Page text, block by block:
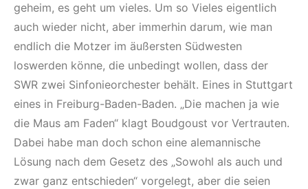
geheim, es geht um vieles. Um so Vieles eigentlich
auch wieder nicht, aber immerhin darum, wie man
endlich die Motzer im äußersten Südwesten
loswerden könne, die unbedingt wollen, dass der
SWR zwei Sinfonieorchester behält. Eines in Stuttgart
eines in Freiburg-Baden-Baden. „Die machen ja wie
die Maus am Faden“ klagt Boudgoust vor Vertrauten.
Dabei habe man doch schon eine alemannische
Lösung nach dem Gesetz des „Sowohl als auch und
zwar ganz entschieden“ vorgelegt, aber die seien